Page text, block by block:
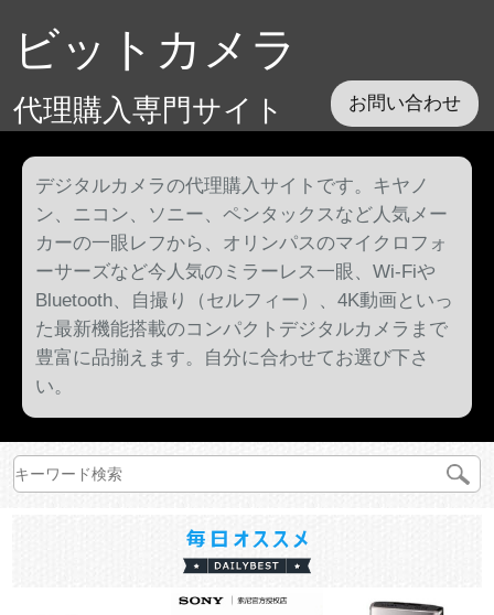
ビットカメラ
代理購入専門サイト お問い合わせ
デジタルカメラの代理購入サイトです。キヤノ
ン、ニコン、ソニー、ペンタックスなど人気メー
カーの一眼レフから、オリンパスのマイクロフォ
ーサーズなど今人気のミラーレス一眼、Wi-Fiや
Bluetooth、自撮り（セルフィー）、4K動画といっ
た最新機能搭載のコンパクトデジタルカメラまで
豊富に品揃えます。自分に合わせてお選び下さ
い。